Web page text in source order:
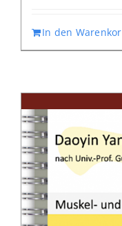
In den